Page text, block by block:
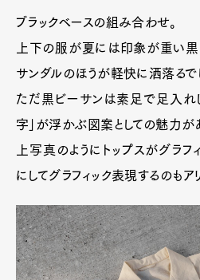
ブラックベースの組み合わせ。
上下の服が夏には印象が重い黒
サンダルのほうが軽快に洒落るでし
ただ黒ビーサンは素足で足入れし
字」が浮かぶ図案としての魅力があ
上写真のようにトップスがグラフ
にしてグラフィック表現するのもア